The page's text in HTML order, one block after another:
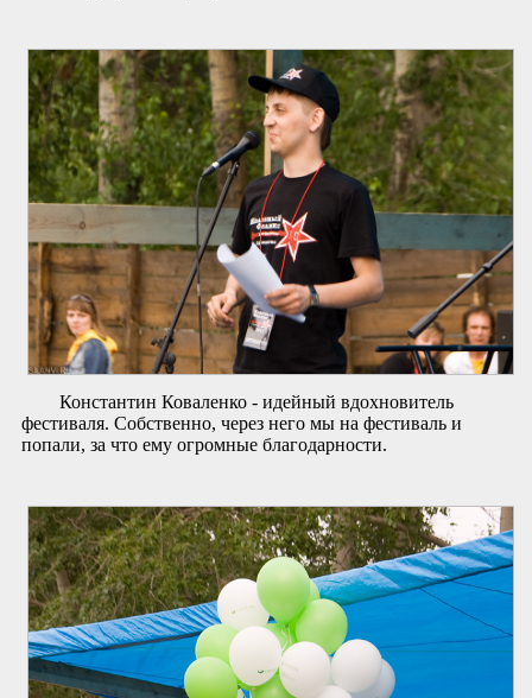
Константин Коваленко - идейный вдохновитель
фестиваля. Собственно, через него мы на фестиваль и
попали, за что ему огромные благодарности.